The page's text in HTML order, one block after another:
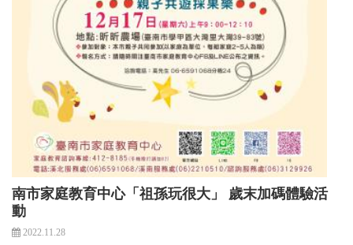
南市家庭教育中心「祖孫玩很大」 歲末加碼體驗活
動
2022.11.28